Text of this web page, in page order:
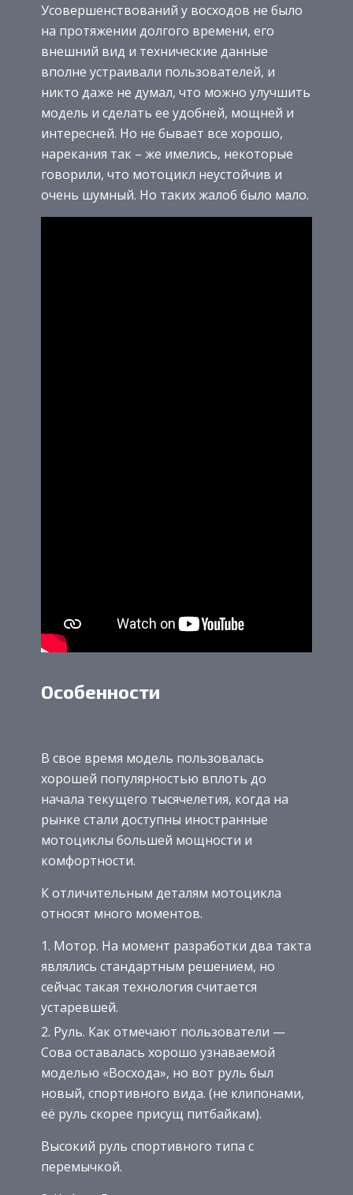
Усовершенствований у восходов не было
на протяжении долгого времени, его
внешний вид и технические данные
вполне устраивали пользователей, и
никто даже не думал, что можно улучшить
модель и сделать ее удобней, мощней и
интересней. Но не бывает все хорошо,
нарекания так – же имелись, некоторые
говорили, что мотоцикл неустойчив и
очень шумный. Но таких жалоб было мало.
Особенности
В свое время модель пользовалась
хорошей популярностью вплоть до
начала текущего тысячелетия, когда на
рынке стали доступны иностранные
мотоциклы большей мощности и
комфортности.
К отличительным деталям мотоцикла
относят много моментов.
Мотор. На момент разработки два такта
являлись стандартным решением, но
сейчас такая технология считается
устаревшей.
Руль. Как отмечают пользователи —
Сова оставалась хорошо узнаваемой
моделью «Восхода», но вот руль был
новый, спортивного вида. (не клипонами,
её руль скорее присущ питбайкам).
Высокий руль спортивного типа с
перемычкой.